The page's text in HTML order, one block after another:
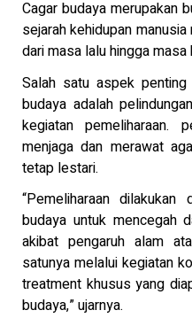
Cagar budaya merupakan
sejarah kehidupan
dari masa lalu hingga masa
Salah satu aspek
budaya adalah
kegiatan pemeliharaan.
menjaga dan merawat
tetap lestari.
“Pemeliharaan
budaya untuk mencegah
akibat pengaruh alam
satunya melalui kegiatan
treatment khusus yang
budaya,” ujarnya.